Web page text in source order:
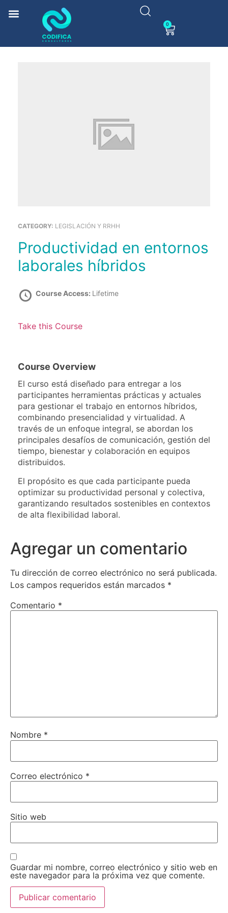
0
CATEGORY: LEGISLACIÓN Y RRHH
Productividad en entornos
laborales híbridos
Course Access: Lifetime
Take this Course
Course Overview
El curso está diseñado para entregar a los
participantes herramientas prácticas y actuales
para gestionar el trabajo en entornos híbridos,
combinando presencialidad y virtualidad. A
través de un enfoque integral, se abordan los
principales desafíos de comunicación, gestión del
tiempo, bienestar y colaboración en equipos
distribuidos.
El propósito es que cada participante pueda
optimizar su productividad personal y colectiva,
garantizando resultados sostenibles en contextos
de alta flexibilidad laboral.
Agregar un comentario
Tu dirección de correo electrónico no será publicada.
Los campos requeridos están marcados *
Comentario *
Nombre *
Correo electrónico *
Sitio web
Guardar mi nombre, correo electrónico y sitio web en
este navegador para la próxima vez que comente.